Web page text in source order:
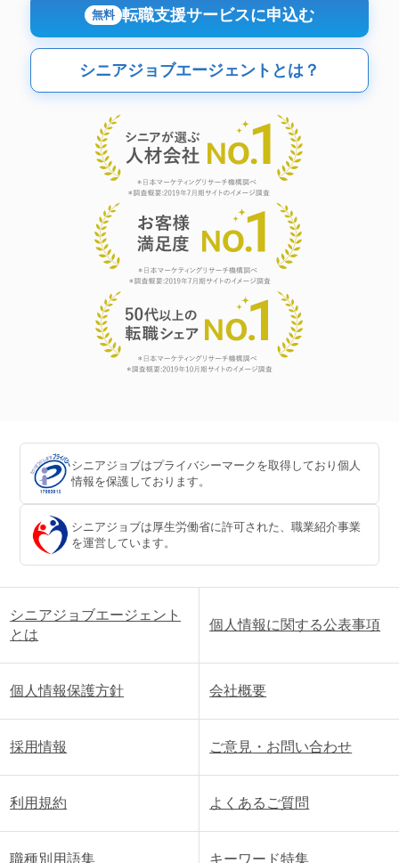
無料 転職支援サービスに申込む
シニアジョブエージェントとは？
シニアジョブはプライバシーマークを取得しており個人
情報を保護しております。
シニアジョブは厚生労働省に許可された、職業紹介事業
を運営しています。
シニアジョブエージェント
とは
個人情報に関する公表事項
個人情報保護方針 会社概要
採用情報 ご意見・お問い合わせ
利用規約 よくあるご質問
職種別用語集 キーワード特集